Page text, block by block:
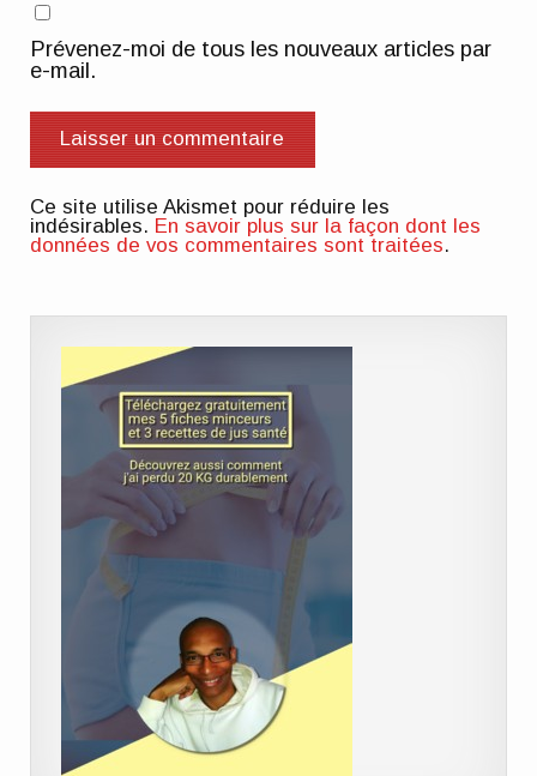
Prévenez-moi de tous les nouveaux articles par
e-mail.
Ce site utilise Akismet pour réduire les
indésirables. En savoir plus sur la façon dont les
données de vos commentaires sont traitées.